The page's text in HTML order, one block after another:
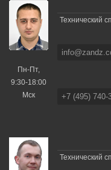
Пн-Пт,
9:30-18:00
Мск
Технический
+7 (495) 740-
Технический